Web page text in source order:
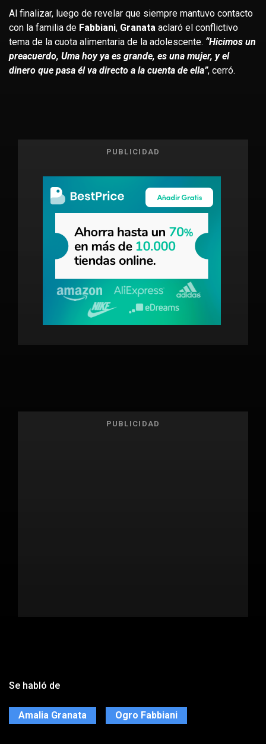
Al finalizar, luego de revelar que siempre mantuvo contacto
con la familia de Fabbiani, Granata aclaró el conflictivo
tema de la cuota alimentaria de la adolescente. “Hicimos un
preacuerdo, Uma hoy ya es grande, es una mujer, y el
dinero que pasa él va directo a la cuenta de ella”, cerró.
PUBLICIDAD
PUBLICIDAD
Se habló de
Amalia Granata Ogro Fabbiani